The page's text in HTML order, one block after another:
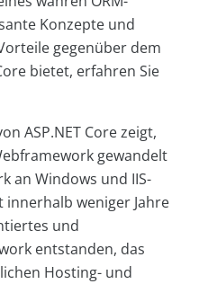
Konzepte und
gegenüber dem
bietet, erfahren Sie
ASP.NET Core zeigt,
gewandelt
an Windows und IIS-
innerhalb weniger Jahre
und
entstanden, das
Hosting- und